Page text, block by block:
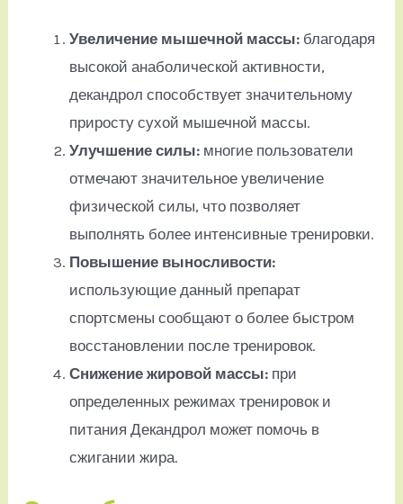
Увеличение мышечной массы: благодаря
высокой анаболической активности,
декандрол способствует значительному
приросту сухой мышечной массы.
Улучшение силы: многие пользователи
отмечают значительное увеличение
физической силы, что позволяет
выполнять более интенсивные тренировки.
Повышение выносливости:
использующие данный препарат
спортсмены сообщают о более быстром
восстановлении после тренировок.
Снижение жировой массы: при
определенных режимах тренировок и
питания Декандрол может помочь в
сжигании жира.